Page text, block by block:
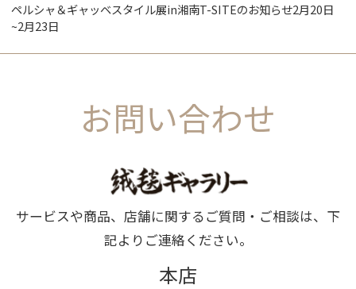
ペルシャ＆ギャッベスタイル展in湘南T-SITEのお知らせ2月20日
~2月23日
お問い合わせ
サービスや商品、店舗に関するご質問・ご相談は、下
記よりご連絡ください。
本店